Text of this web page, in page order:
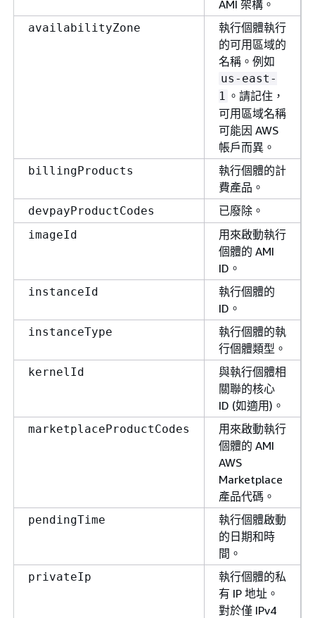
AMI 架構。
availabilityZone
執行個體執行
的可用區域的
名稱。例如
us-east-
1 。請記住，
可用區域名稱
可能因 AWS
帳戶而異。
billingProducts
執行個體的計
費產品。
devpayProductCodes 已廢除。
imageId
用來啟動執行
個體的 AMI
ID。
instanceId
執行個體的
ID。
instanceType
執行個體的執
行個體類型。
kernelId
與執行個體相
關聯的核心
ID (如適用)。
marketplaceProductCodes
用來啟動執行
個體的 AMI
AWS
Marketplace
產品代碼。
pendingTime
執行個體啟動
的日期和時
間。
privateIp
執行個體的私
有 IP 地址。
對於僅 IPv4